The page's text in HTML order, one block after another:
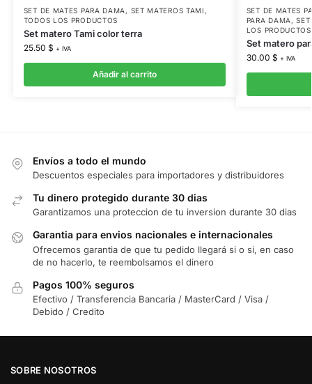
SET DE MATES PARA DAMA , SET MATEROS TAMI ,
TODOS LOS PRODUCTOS
Set matero Tami color terra
25.50 $ + IVA
Añadir al carrito
SET DE MATES
PARA DAMA ,
LOS PRODUCTOS
Set matero
30.00 $ + IVA
Envíos a todo el mundo
Descuentos especiales para importadores y distribuidores
Tu dinero protegido durante 30 dias
Garantizamos una proteccion de tu inversion durante 30 dias
Garantia para envios nacionales e internacionales
Ofrecemos garantia de que tu pedido llegará si o si, en caso
de no hacerlo, te reembolsamos el dinero
Pagos 100% seguros
Efectivo / Transferencia Bancaria / MasterCard / Visa /
Debido / Credito
SOBRE NOSOTROS